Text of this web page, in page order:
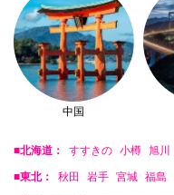
中国
■北海道： すすきの 小樽 旭川
■東北： 秋田 岩手 宮城 福島